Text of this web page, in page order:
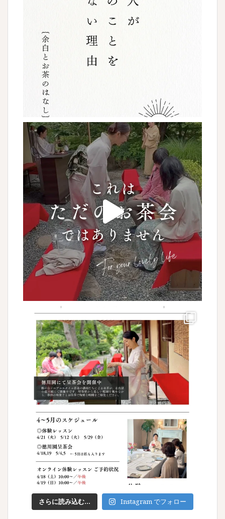
さらに読み込む... Instagram でフォロー